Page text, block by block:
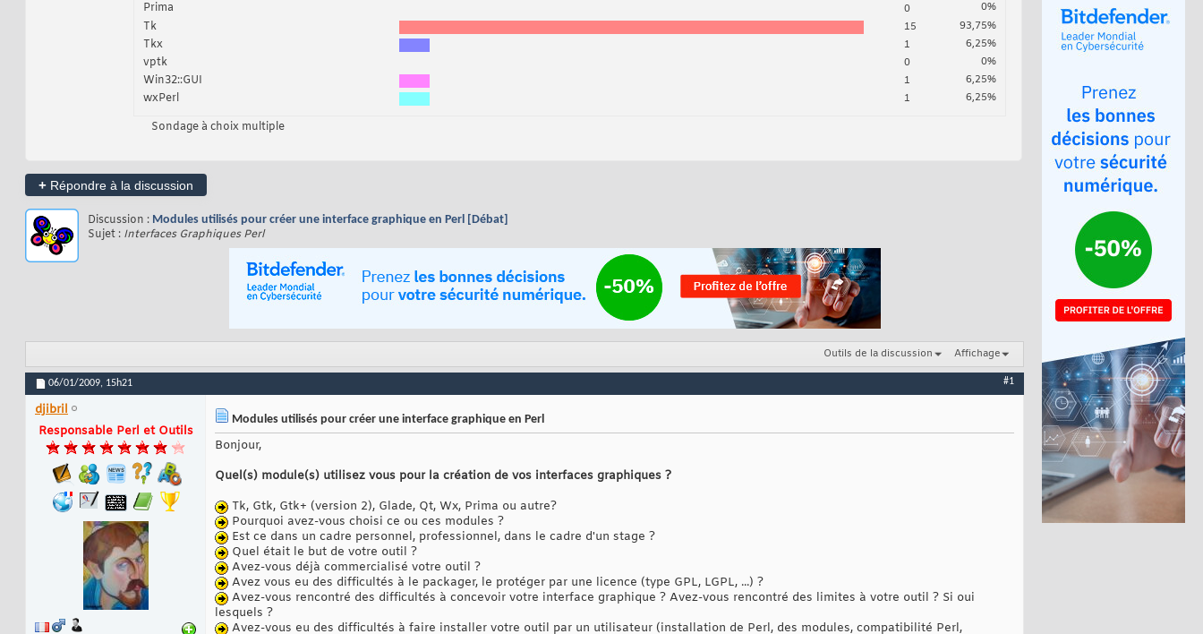
Prima 0 0%
Tk 15 93,75%
Tkx 1 6,25%
vptk 0 0%
Win32::GUI 1 6,25%
wxPerl 1 6,25%
Sondage à choix multiple
+ Répondre à la discussion
Discussion : Modules utilisés pour créer une interface graphique en Perl [Débat]
Sujet : Interfaces Graphiques Perl
Outils de la discussion Affichage
06/01/2009, 15h21 #1
djibril
Responsable Perl et Outils
Modules utilisés pour créer une interface graphique en Perl
Bonjour,
Quel(s) module(s) utilisez vous pour la création de vos interfaces graphiques ?
Tk, Gtk, Gtk+ (version 2), Glade, Qt, Wx, Prima ou autre?
Pourquoi avez-vous choisi ce ou ces modules ?
Est ce dans un cadre personnel, professionnel, dans le cadre d'un stage ?
Quel était le but de votre outil ?
Avez-vous déjà commercialisé votre outil ?
Avez vous eu des difficultés à le packager, le protéger par une licence (type GPL, LGPL, ...) ?
Avez-vous rencontré des difficultés à concevoir votre interface graphique ? Avez-vous rencontré des limites à votre outil ? Si oui
lesquels ?
Avez-vous eu des difficultés à faire installer votre outil par un utilisateur (installation de Perl, des modules, compatibilité Perl,